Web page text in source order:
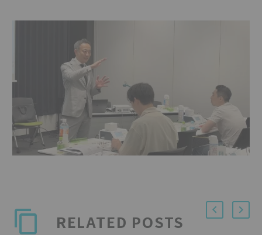
RELATED POSTS